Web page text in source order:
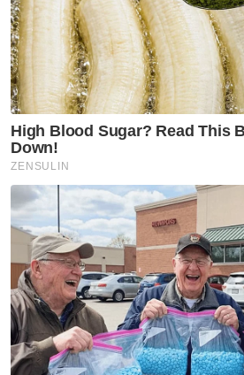
"Mangsa tampil membuat
Pejabat Polis Daerah
selepas merasakan dirinya
Artikel Berkaitan:
35 kertas siasatan babit
SPRM kesan dua individu
Muhyiddin
Pelanggan merokok, peniaga
tanggung rugi
Mohd Wazir
digunakan suspek adalah
sebagai pegawai LHDN dan
penipuan.